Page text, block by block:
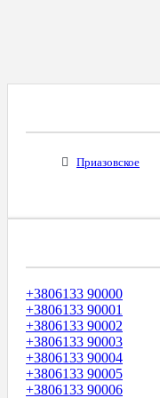
Приазовское
+3806133 90000
+3806133 90001
+3806133 90002
+3806133 90003
+3806133 90004
+3806133 90005
+3806133 90006